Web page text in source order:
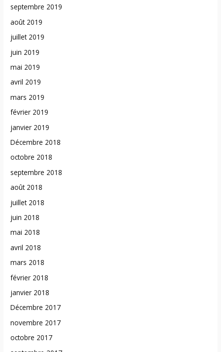
septembre 2019
août 2019
juillet 2019
juin 2019
mai 2019
avril 2019
mars 2019
février 2019
janvier 2019
Décembre 2018
octobre 2018
septembre 2018
août 2018
juillet 2018
juin 2018
mai 2018
avril 2018
mars 2018
février 2018
janvier 2018
Décembre 2017
novembre 2017
octobre 2017